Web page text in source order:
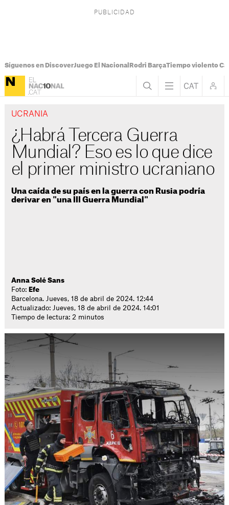
Síguenos en DiscoverJuego El Nacional Rodri BarçaTiempo violento
UCRANIA
¿Habrá Tercera Guerra
Mundial? Eso es lo que dice
el primer ministro ucraniano
Una caída de su país en la guerra con Rusia podría
derivar en "una III Guerra Mundial"
Anna Solé Sans
Foto: Efe
Barcelona. Jueves, 18 de abril de 2024. 12:44
Actualizado: Jueves, 18 de abril de 2024. 14:01
Tiempo de lectura: 2 minutos